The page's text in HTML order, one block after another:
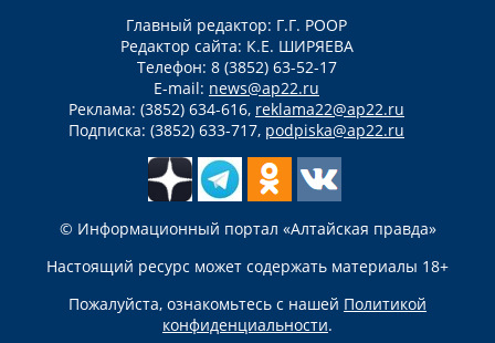
Главный редактор: Г.Г. РООР
Редактор сайта: К.Е. ШИРЯЕВА
Телефон: 8 (3852) 63-52-17
E-mail: news@ap22.ru
Реклама: (3852) 634-616, reklama22@ap22.ru
Подписка: (3852) 633-717, podpiska@ap22.ru
© Информационный портал «Алтайская правда»
Настоящий ресурс может содержать материалы 18+
Пожалуйста, ознакомьтесь с нашей Политикой
конфиденциальности.